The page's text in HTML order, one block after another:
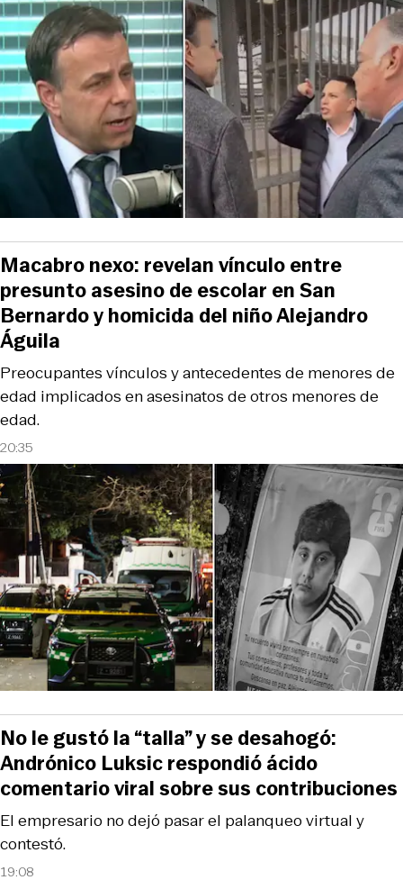
20:35
Preocupantes vínculos y antecedentes de menores de
edad implicados en asesinatos de otros menores de
edad.
Macabro nexo: revelan vínculo entre
presunto asesino de escolar en San
Bernardo y homicida del niño Alejandro
Águila
19:08
El empresario no dejó pasar el palanqueo virtual y
contestó.
No le gustó la “talla” y se desahogó:
Andrónico Luksic respondió ácido
comentario viral sobre sus contribuciones